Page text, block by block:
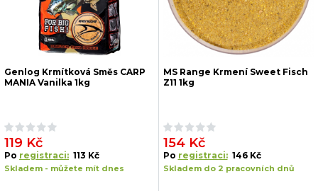
Genlog Krmítková Směs CARP
MANIA Vanilka 1kg
119 Kč
Po registraci: 113 Kč
Skladem - můžete mít dnes
MS Range Krmení Sweet Fisch
Z11 1kg
154 Kč
Po registraci: 146 Kč
Skladem do 2 pracovních dnů